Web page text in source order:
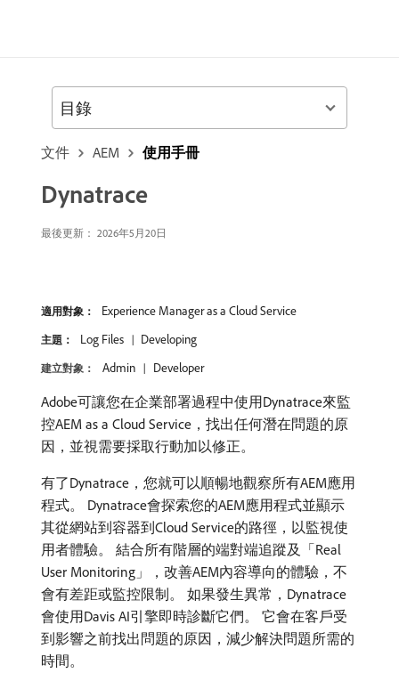
文件 AEM 使用手冊
Dynatrace
最後更新： 2026年5月20日
適用對象： Experience Manager as a Cloud Service
主題： Log Files Developing
建立對象： Admin Developer
Adobe可讓您在企業部署過程中使用Dynatrace來監
控AEM as a Cloud Service，找出任何潛在問題的原
因，並視需要採取行動加以修正。
有了Dynatrace，您就可以順暢地觀察所有AEM應用
程式。 Dynatrace會探索您的AEM應用程式並顯示
其從網站到容器到Cloud Service的路徑，以監視使
用者體驗。 結合所有階層的端對端追蹤及「Real
User Monitoring」，改善AEM內容導向的體驗，不
會有差距或監控限制。 如果發生異常，Dynatrace
會使用Davis AI引擎即時診斷它們。 它會在客戶受
到影響之前找出問題的原因，減少解決問題所需的
時間。
目錄